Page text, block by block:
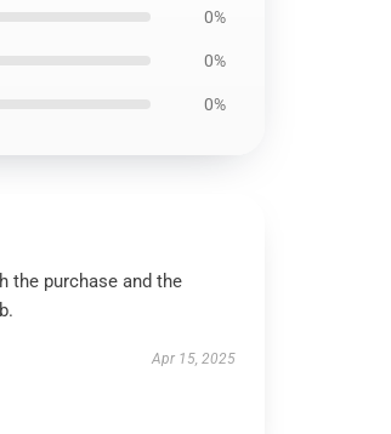
0%
0%
0%
the purchase and the
Apr 15, 2025